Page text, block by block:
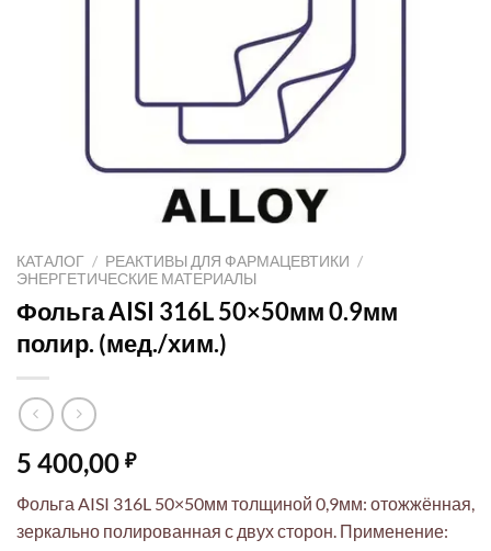
КАТАЛОГ / РЕАКТИВЫ ДЛЯ ФАРМАЦЕВТИКИ /
ЭНЕРГЕТИЧЕСКИЕ МАТЕРИАЛЫ
Фольга AISI 316L 50×50мм 0.9мм
полир. (мед./хим.)
5 400,00 ₽
Фольга AISI 316L 50×50мм толщиной 0,9мм: отожжённая,
зеркально полированная с двух сторон. Применение: